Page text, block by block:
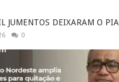
JUMENTOS DEIXARAM O
0